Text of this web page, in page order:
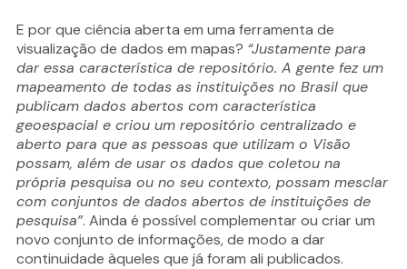
E por que ciência aberta em uma ferramenta de
visualização de dados em mapas? “Justamente para
dar essa característica de repositório. A gente fez um
mapeamento de todas as instituições no Brasil que
publicam dados abertos com característica
geoespacial e criou um repositório centralizado e
aberto para que as pessoas que utilizam o Visão
possam, além de usar os dados que coletou na
própria pesquisa ou no seu contexto, possam mesclar
com conjuntos de dados abertos de instituições de
pesquisa”. Ainda é possível complementar ou criar um
novo conjunto de informações, de modo a dar
continuidade àqueles que já foram ali publicados.